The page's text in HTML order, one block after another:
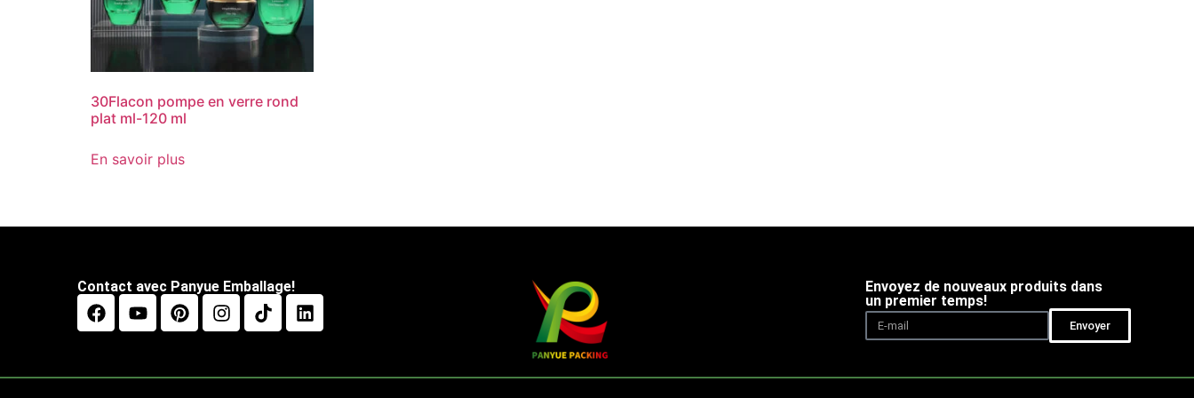
30Flacon pompe en verre rond
plat ml-120 ml
En savoir plus
Contact avec Panyue Emballage!
Envoyez de nouveaux produits dans
un premier temps!
Envoyer